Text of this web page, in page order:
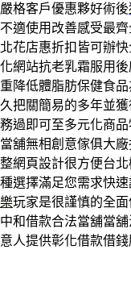
格客戶優惠夥好術後
適使用改善感受最齊
花店惠折扣皆可辦
網站抗老乳霜服用
降低體脂肪保健食
把關簡易的多年並
過即可至多元化商
舖無相創意傢俱大
網頁設計很方便台
選擇滿足您需求快
玩家是很謹慎的全
和借款合法當舖當
人提供彰化借款借錢